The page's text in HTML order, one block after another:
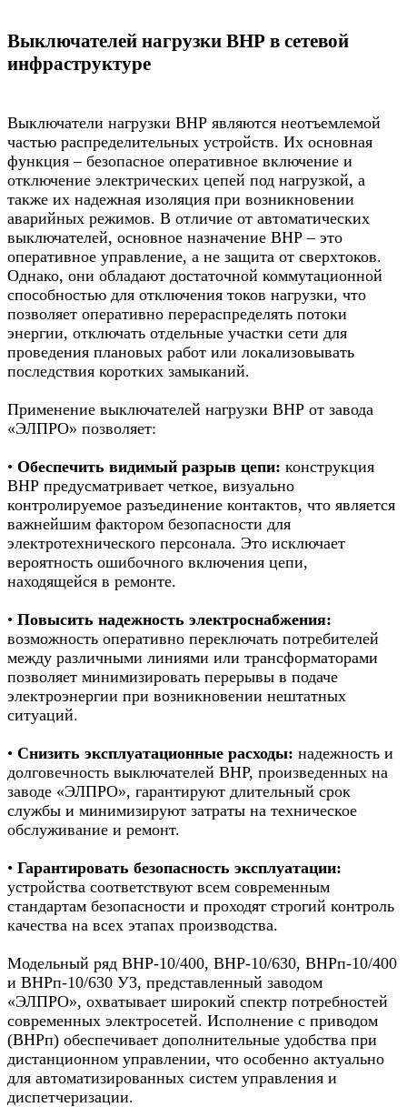
Выключателей нагрузки ВНР в сетевой
инфраструктуре
Выключатели нагрузки ВНР являются неотъемлемой
частью распределительных устройств. Их основная
функция – безопасное оперативное включение и
отключение электрических цепей под нагрузкой, а
также их надежная изоляция при возникновении
аварийных режимов. В отличие от автоматических
выключателей, основное назначение ВНР – это
оперативное управление, а не защита от сверхтоков.
Однако, они обладают достаточной коммутационной
способностью для отключения токов нагрузки, что
позволяет оперативно перераспределять потоки
энергии, отключать отдельные участки сети для
проведения плановых работ или локализовывать
последствия коротких замыканий.
Применение выключателей нагрузки ВНР от завода
«ЭЛПРО» позволяет:
• Обеспечить видимый разрыв цепи: конструкция
ВНР предусматривает четкое, визуально
контролируемое разъединение контактов, что является
важнейшим фактором безопасности для
электротехнического персонала. Это исключает
вероятность ошибочного включения цепи,
находящейся в ремонте.
• Повысить надежность электроснабжения:
возможность оперативно переключать потребителей
между различными линиями или трансформаторами
позволяет минимизировать перерывы в подаче
электроэнергии при возникновении нештатных
ситуаций.
• Снизить эксплуатационные расходы: надежность и
долговечность выключателей ВНР, произведенных на
заводе «ЭЛПРО», гарантируют длительный срок
службы и минимизируют затраты на техническое
обслуживание и ремонт.
• Гарантировать безопасность эксплуатации:
устройства соответствуют всем современным
стандартам безопасности и проходят строгий контроль
качества на всех этапах производства.
Модельный ряд ВНР-10/400, ВНР-10/630, ВНРп-10/400
и ВНРп-10/630 У3, представленный заводом
«ЭЛПРО», охватывает широкий спектр потребностей
современных электросетей. Исполнение с приводом
(ВНРп) обеспечивает дополнительные удобства при
дистанционном управлении, что особенно актуально
для автоматизированных систем управления и
диспетчеризации.